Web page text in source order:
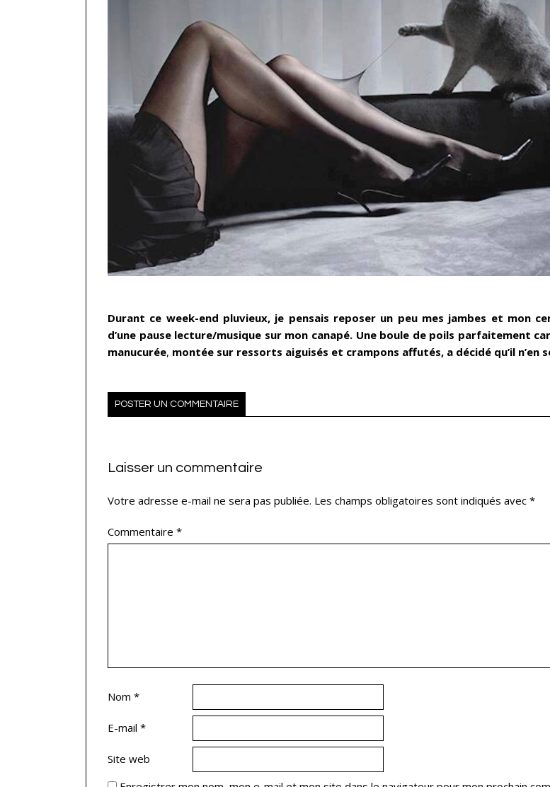
Durant ce week-end pluvieux, je pensais reposer un peu mes jambes et mon
d’une pause lecture/musique sur mon canapé. Une boule de poils parfaitement
manucurée, montée sur ressorts aiguisés et crampons affutés, a décidé qu’il n’en
POSTER UN COMMENTAIRE
Laisser un commentaire
Votre adresse e-mail ne sera pas publiée. Les champs obligatoires sont indiqués avec *
Commentaire *
Nom *
E-mail *
Site web